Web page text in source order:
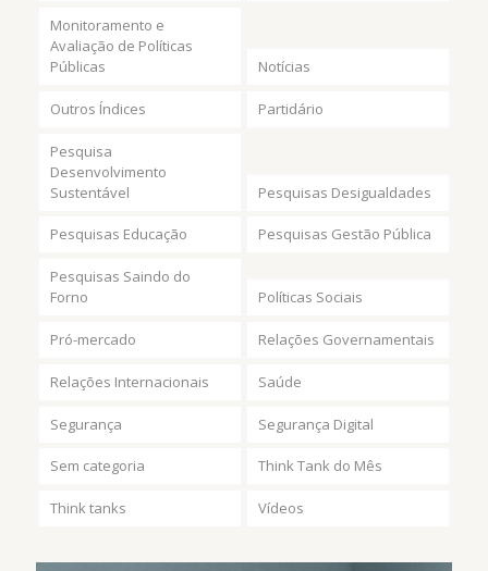
Monitoramento e
Avaliação de Políticas
Públicas
Notícias
Outros Índices Partidário
Pesquisa
Desenvolvimento
Sustentável
Pesquisas Desigualdades
Pesquisas Educação Pesquisas Gestão Pública
Pesquisas Saindo do
Forno
Políticas Sociais
Pró-mercado Relações Governamentais
Relações Internacionais Saúde
Segurança Segurança Digital
Sem categoria Think Tank do Mês
Think tanks Vídeos